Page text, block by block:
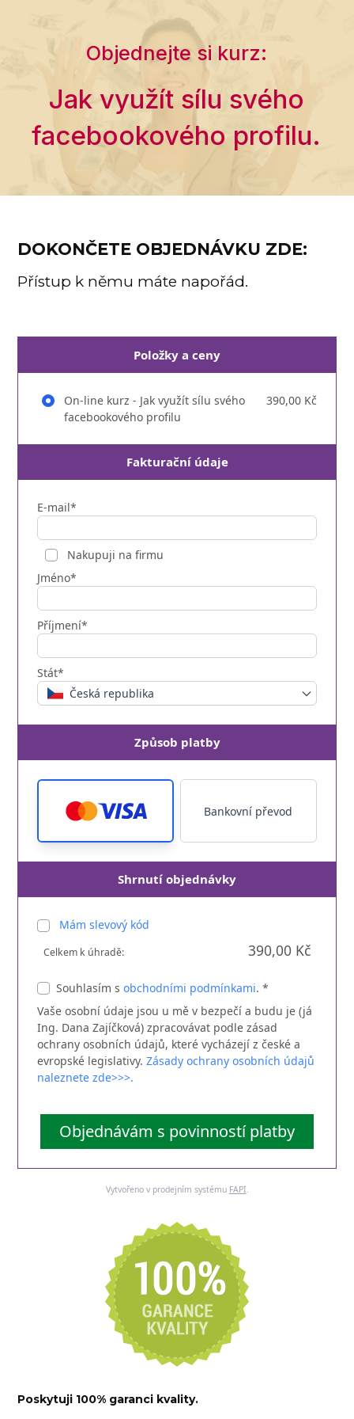
Objednejte si kurz:
Jak využít sílu svého
facebookového profilu.
DOKONČETE OBJEDNÁVKU ZDE:
Přístup k němu máte napořád.
Položky a ceny
On-line kurz - Jak využít sílu svého
facebookového profilu
390,00 Kč
Fakturační údaje
E-mail*
Nakupuji na firmu
Jméno*
Příjmení*
Stát*
Česká republika
Způsob platby
Bankovní převod
Shrnutí objednávky
Mám slevový kód
Celkem k úhradě: 390,00 Kč
Souhlasím sobchodními podmínkami. *
Vaše osobní údaje jsou u mě v bezpečí a budu je (já
Ing. Dana Zajíčková) zpracovávat podle zásad
ochrany osobních údajů, které vycházejí z české a
evropské legislativy.Zásady ochrany osobních údajů
naleznete zde>>>.
Objednávám s povinností platby
Vytvořeno v prodejním systému FAPI.
Poskytuji 100% garanci kvality.